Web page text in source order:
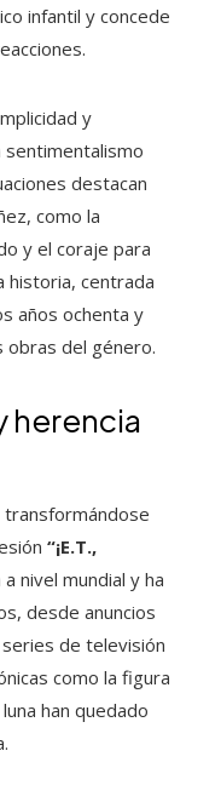
infantil y concede
y
sentimentalismo
destacan
como la
y el coraje para
historia, centrada
años ochenta y
obras del género.
herencia
“¡E.T.,
nivel mundial y ha
desde anuncios
de televisión
como la figura
han quedado